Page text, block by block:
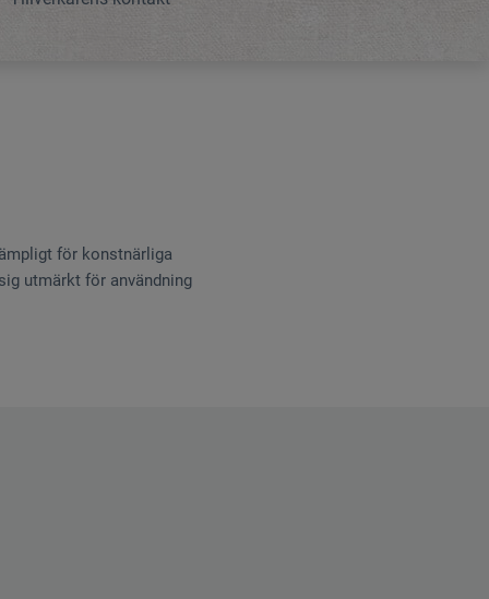
för konstnärliga
utmärkt för användning